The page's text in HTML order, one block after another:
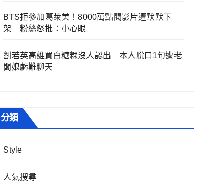
BTS拒參加葛萊美！8000萬點閱影片遭默默下
架 粉絲怒批：小心眼
劉若英高雄買白糖粿沒人認出 本人脫口1句遭老
闆娘虧難聊天
分類
Style
人氣搜尋